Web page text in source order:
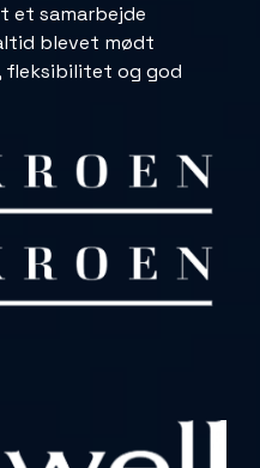
et samarbejde
blevet mødt
fleksibilitet og god